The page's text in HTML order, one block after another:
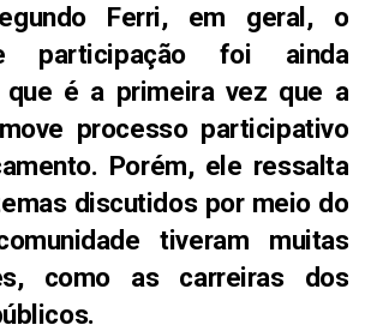
Ferri, em geral, o
participação foi ainda
que é a primeira vez que a
processo participativo
Porém, ele ressalta
discutidos por meio do
tiveram muitas
como as carreiras dos